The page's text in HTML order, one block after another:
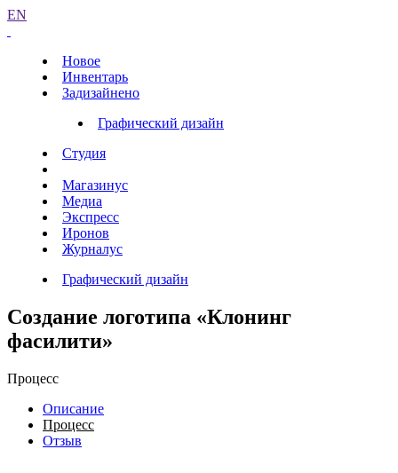
EN
Новое
Инвентарь
Задизайнено
Графический дизайн
Студия
Магазинус
Медиа
Экспресс
Иронов
Журналус
Графический дизайн
Создание логотипа «Клонинг
фасилити»
Процесс
Описание
Процесс
Отзыв